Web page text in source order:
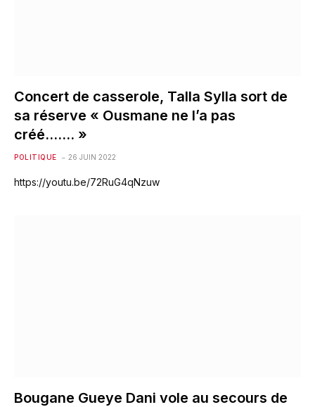
Concert de casserole, Talla Sylla sort de
sa réserve « Ousmane ne l’a pas
créé……. »
POLITIQUE 26 JUIN 2022
https://youtu.be/72RuG4qNzuw
Bougane Gueye Dani vole au secours de